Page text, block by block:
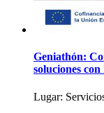
Geniathón:
soluciones
Lugar: